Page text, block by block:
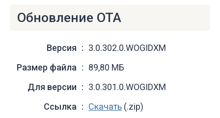
Обновление OTA
Версия
3.0.302.0.WOGIDXM
Размер файла
89,80 МБ
Для версии
3.0.301.0.WOGIDXM
Ссылка
Скачать (.zip)